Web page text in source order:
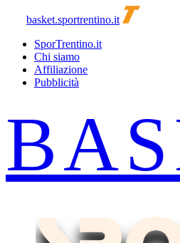
basket.sportrentino.it
SporTrentino.it
Chi siamo
Affiliazione
Pubblicità